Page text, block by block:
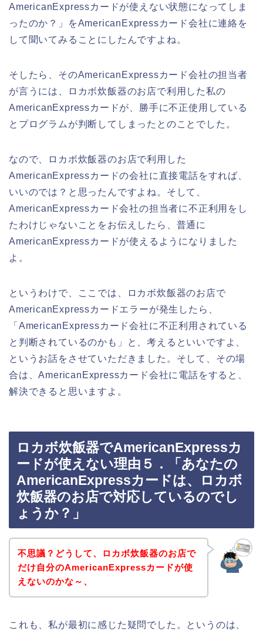
AmericanExpressカードが使えない状態になってしま
ったのか？」をAmericanExpressカード会社に連絡を
して聞いてみることにしたんですよね。
そしたら、そのAmericanExpressカード会社の担当者
が言うには、ロカボ炊飯器のお店で利用した私の
AmericanExpressカードが、勝手に不正使用している
とプログラムが判断してしまったとのことでした。
なので、ロカボ炊飯器のお店で利用した
AmericanExpressカードの会社に直接電話をすれば、
いいのでは？と思ったんですよね。そして、
AmericanExpressカード会社の担当者に不正利用をし
たわけじゃないことをお伝えしたら、普通に
AmericanExpressカードが使えるようになりました
よ。
というわけで、ここでは、ロカボ炊飯器のお店で
AmericanExpressカードエラーが発生したら、
「AmericanExpressカード会社に不正利用されている
と判断されているのかも」と、考えるといいですよ、
というお話をさせていただきました。そして、その場
合は、AmericanExpressカード会社に電話をすると、
解決できると思いますよ。
ロカボ炊飯器でAmericanExpressカ
ードが使えない理由５．「あなたの
AmericanExpressカードは、ロカボ
炊飯器のお店で対応しているのでし
ょうか？」
不思議？どうして、ロカボ炊飯器のお店で
だけ自分のAmericanExpressカードが使
えないのかな～、
これも、私が最初に感じた疑問でした。というのは、